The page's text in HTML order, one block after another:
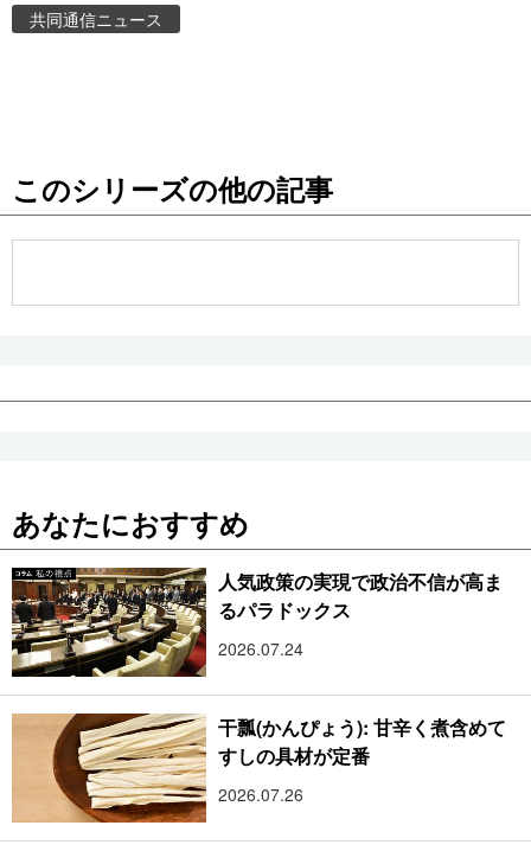
お知らせ
共同通信ニュース
このシリーズの他の記事
あなたにおすすめ
人気政策の実現で政治不信が高ま
るパラドックス
2026.07.24
干瓢(かんぴょう): 甘辛く煮含めて
すしの具材が定番
2026.07.26